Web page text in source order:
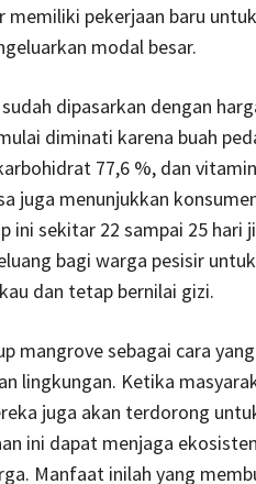
pekerjaan baru
modal besar.
dipasarkan dengan
diminati karena buah
77,6 %, dan
juga menunjukkan
ini sekitar 22 sampai 25 hari
bagi warga pesisir
dan tetap bernilai gizi.
mangrove sebagai cara
lingkungan. Ketika
juga akan terdorong
ini dapat menjaga
Manfaat inilah yang